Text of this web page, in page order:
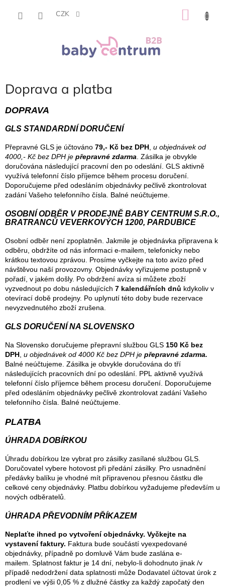
CZK
Doprava a platba
DOPRAVA
GLS STANDARDNÍ DORUČENÍ
Přepravné GLS je účtováno 79,- Kč bez DPH, u objednávek od
4000,- Kč bez DPH je přepravné zdarma. Zásilka je obvykle
doručována následující pracovní den po odeslání. GLS aktivně
využívá telefonní číslo příjemce během procesu doručení.
Doporučujeme před odesláním objednávky pečlivě zkontrolovat
zadání Vašeho telefonního čísla. Balné neúčtujeme.
OSOBNÍ ODBĚR V PRODEJNĚ BABY CENTRUM S.R.O.,
BRATRANCŮ VEVERKOVÝCH 1200, PARDUBICE
Osobní odběr není zpoplatněn. Jakmile je objednávka připravena k
odběru, obdržíte od nás informaci e-mailem, telefonicky nebo
krátkou textovou zprávou. Prosíme vyčkejte na toto avízo před
návštěvou naší provozovny. Objednávky vyřizujeme postupně v
pořadí, v jakém došly. Po obdržení avíza si můžete zboží
vyzvednout po dobu následujících 7 kalendářních dnů kdykoliv v
otevírací době prodejny. Po uplynutí této doby bude rezervace
nevyzvednutého zboží zrušena.
GLS DORUČENÍ NA SLOVENSKO
Na Slovensko doručujeme přepravní službou GLS 150 Kč bez
DPH, u objednávek od 4000 Kč bez DPH je přepravné zdarma.
Balné neúčtujeme. Zásilka je obvykle doručována do tří
následujících pracovních dní po odeslání. PPL aktivně využívá
telefonní číslo příjemce během procesu doručení. Doporučujeme
před odesláním objednávky pečlivě zkontrolovat zadání Vašeho
telefonního čísla. Balné neúčtujeme.
PLATBA
ÚHRADA DOBÍRKOU
Úhradu dobírkou lze vybrat pro zásilky zasílané službou GLS.
Doručovatel vybere hotovost při předání zásilky. Pro usnadnění
předávky balíku je vhodné mít připravenou přesnou částku dle
celkové ceny objednávky. Platbu dobírkou vyžadujeme především u
nových odběratelů.
ÚHRADA PŘEVODNÍM PŘÍKAZEM
Neplaťte ihned po vytvoření objednávky. Vyčkejte na
vystavení faktury. Faktura bude součástí vyexpedované
objednávky, případně po domluvě Vám bude zaslána e-
mailem. Splatnost faktur je 14 dní, nebylo-li dohodnuto jinak /v
případě nedodržení data splatnosti může Dodavatel účtovat úrok z
prodlení ve výši 0,05 % z dlužné částky za každý započatý den